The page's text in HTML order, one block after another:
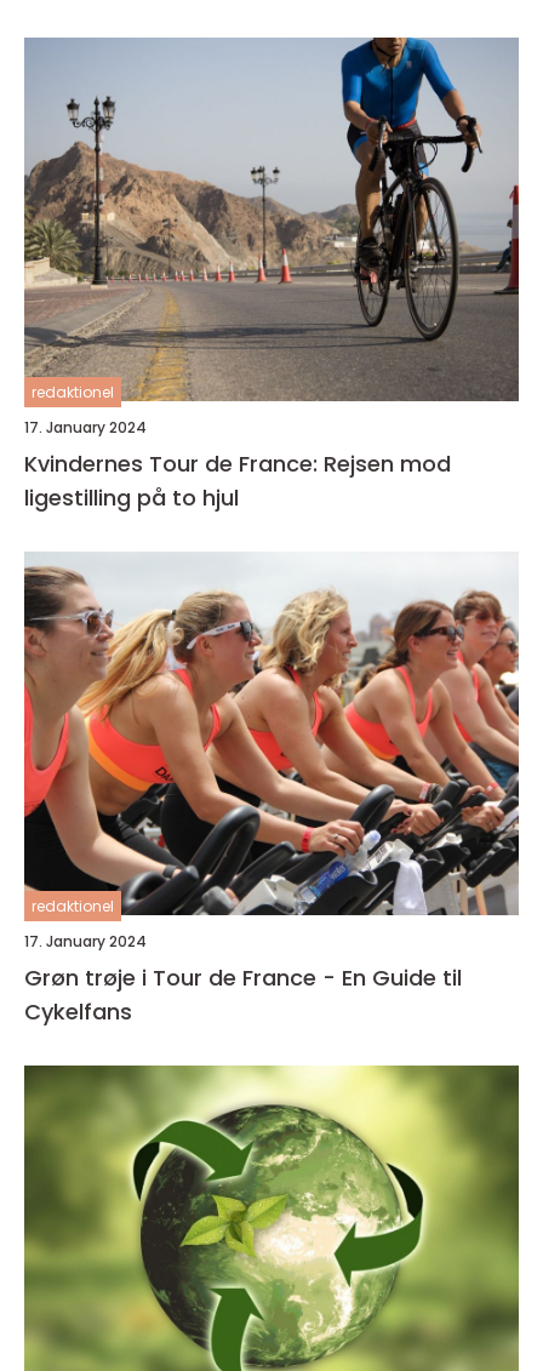
redaktionel
17. January 2024
Kvindernes Tour de France: Rejsen mod
ligestilling på to hjul
redaktionel
17. January 2024
Grøn trøje i Tour de France - En Guide til
Cykelfans